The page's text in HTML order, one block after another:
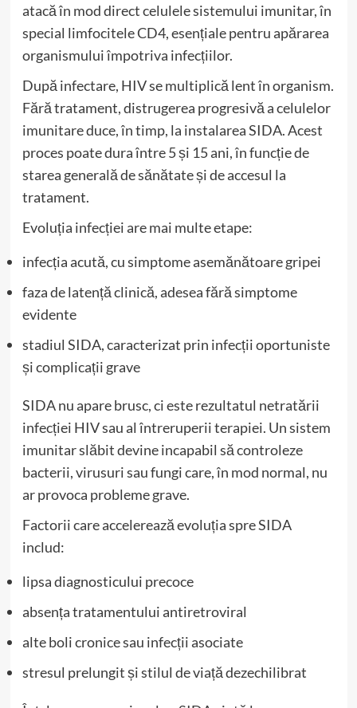
atacă în mod direct celulele sistemului imunitar, în
special limfocitele CD4, esențiale pentru apărarea
organismului împotriva infecțiilor.
După infectare, HIV se multiplică lent în organism.
Fără tratament, distrugerea progresivă a celulelor
imunitare duce, în timp, la instalarea SIDA. Acest
proces poate dura între 5 și 15 ani, în funcție de
starea generală de sănătate și de accesul la
tratament.
Evoluția infecției are mai multe etape:
infecția acută, cu simptome asemănătoare gripei
faza de latență clinică, adesea fără simptome
evidente
stadiul SIDA, caracterizat prin infecții oportuniste
și complicații grave
SIDA nu apare brusc, ci este rezultatul netratării
infecției HIV sau al întreruperii terapiei. Un sistem
imunitar slăbit devine incapabil să controleze
bacterii, virusuri sau fungi care, în mod normal, nu
ar provoca probleme grave.
Factorii care accelerează evoluția spre SIDA
includ:
lipsa diagnosticului precoce
absența tratamentului antiretroviral
alte boli cronice sau infecții asociate
stresul prelungit și stilul de viață dezechilibrat